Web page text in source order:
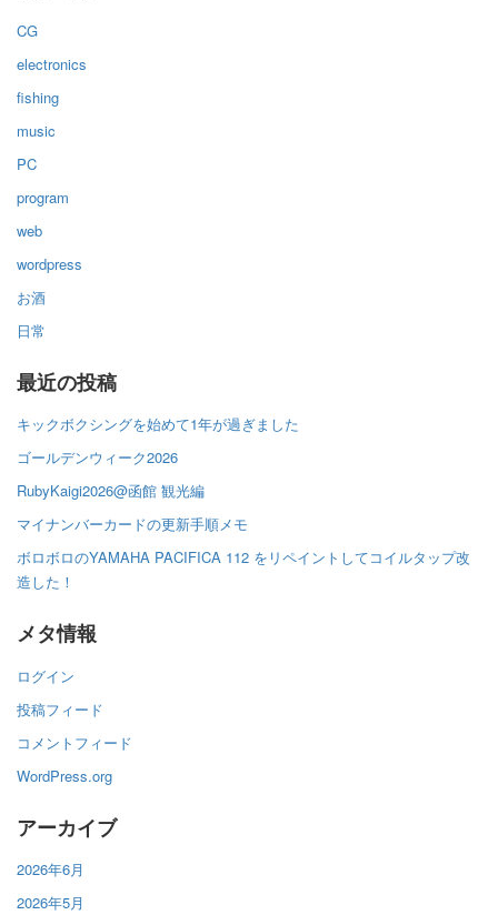
CG
electronics
fishing
music
PC
program
web
wordpress
お酒
日常
最近の投稿
キックボクシングを始めて1年が過ぎました
ゴールデンウィーク2026
RubyKaigi2026@函館 観光編
マイナンバーカードの更新手順メモ
ボロボロのYAMAHA PACIFICA 112 をリペイントしてコイルタップ改
造した！
メタ情報
ログイン
投稿フィード
コメントフィード
WordPress.org
アーカイブ
2026年6月
2026年5月